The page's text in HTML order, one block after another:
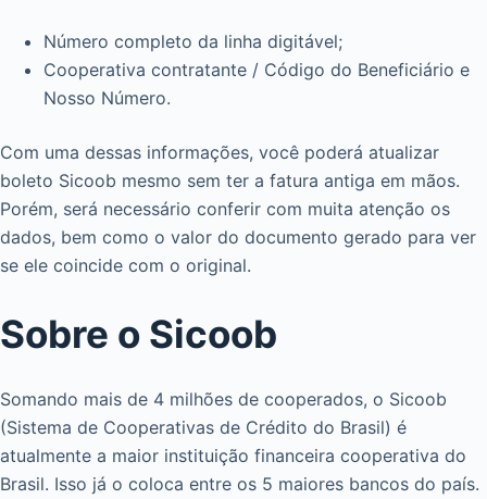
Número completo da linha digitável;
Cooperativa contratante / Código do Beneficiário e
Nosso Número.
Com uma dessas informações, você poderá atualizar
boleto Sicoob mesmo sem ter a fatura antiga em mãos.
Porém, será necessário conferir com muita atenção os
dados, bem como o valor do documento gerado para ver
se ele coincide com o original.
Sobre o Sicoob
Somando mais de 4 milhões de cooperados, o Sicoob
(Sistema de Cooperativas de Crédito do Brasil) é
atualmente a maior instituição financeira cooperativa do
Brasil. Isso já o coloca entre os 5 maiores bancos do país.